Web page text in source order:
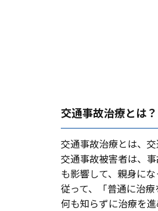
交通事故治療とは？
交通事故治療とは、
交通事故被害者は、
も影響して、親⾝に
従って、「普通に治
何も知らずに治療を